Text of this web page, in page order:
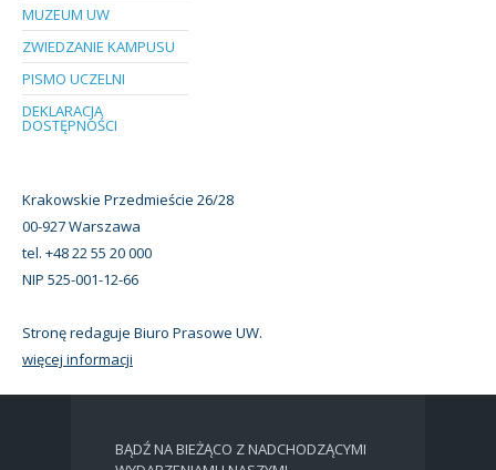
MUZEUM UW
ZWIEDZANIE KAMPUSU
PISMO UCZELNI
DEKLARACJA
DOSTĘPNOŚCI
Krakowskie Przedmieście 26/28
00-927 Warszawa
tel. +48 22 55 20 000
NIP 525-001-12-66
Stronę redaguje Biuro Prasowe UW.
więcej informacji
BĄDŹ NA BIEŻĄCO Z NADCHODZĄCYMI